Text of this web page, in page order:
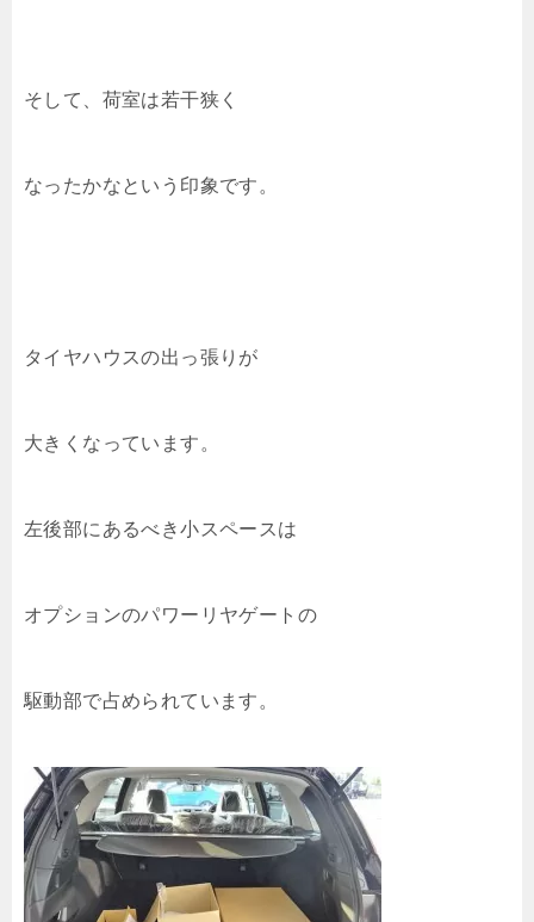
そして、荷室は若干狭く
なったかなという印象です。
タイヤハウスの出っ張りが
大きくなっています。
左後部にあるべき小スペースは
オプションのパワーリヤゲートの
駆動部で占められています。